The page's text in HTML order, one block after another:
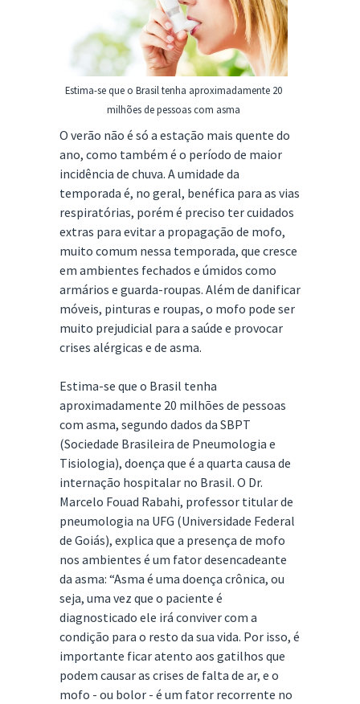
Estima-se que o Brasil tenha aproximadamente 20
milhões de pessoas com asma
O verão não é só a estação mais quente do
ano, como também é o período de maior
incidência de chuva. A umidade da
temporada é, no geral, benéfica para as vias
respiratórias, porém é preciso ter cuidados
extras para evitar a propagação de mofo,
muito comum nessa temporada, que cresce
em ambientes fechados e úmidos como
armários e guarda-roupas. Além de danificar
móveis, pinturas e roupas, o mofo pode ser
muito prejudicial para a saúde e provocar
crises alérgicas e de asma.
Estima-se que o Brasil tenha
aproximadamente 20 milhões de pessoas
com asma, segundo dados da SBPT
(Sociedade Brasileira de Pneumologia e
Tisiologia), doença que é a quarta causa de
internação hospitalar no Brasil. O Dr.
Marcelo Fouad Rabahi, professor titular de
pneumologia na UFG (Universidade Federal
de Goiás), explica que a presença de mofo
nos ambientes é um fator desencadeante
da asma: “Asma é uma doença crônica, ou
seja, uma vez que o paciente é
diagnosticado ele irá conviver com a
condição para o resto da sua vida. Por isso, é
importante ficar atento aos gatilhos que
podem causar as crises de falta de ar, e o
mofo - ou bolor - é um fator recorrente no